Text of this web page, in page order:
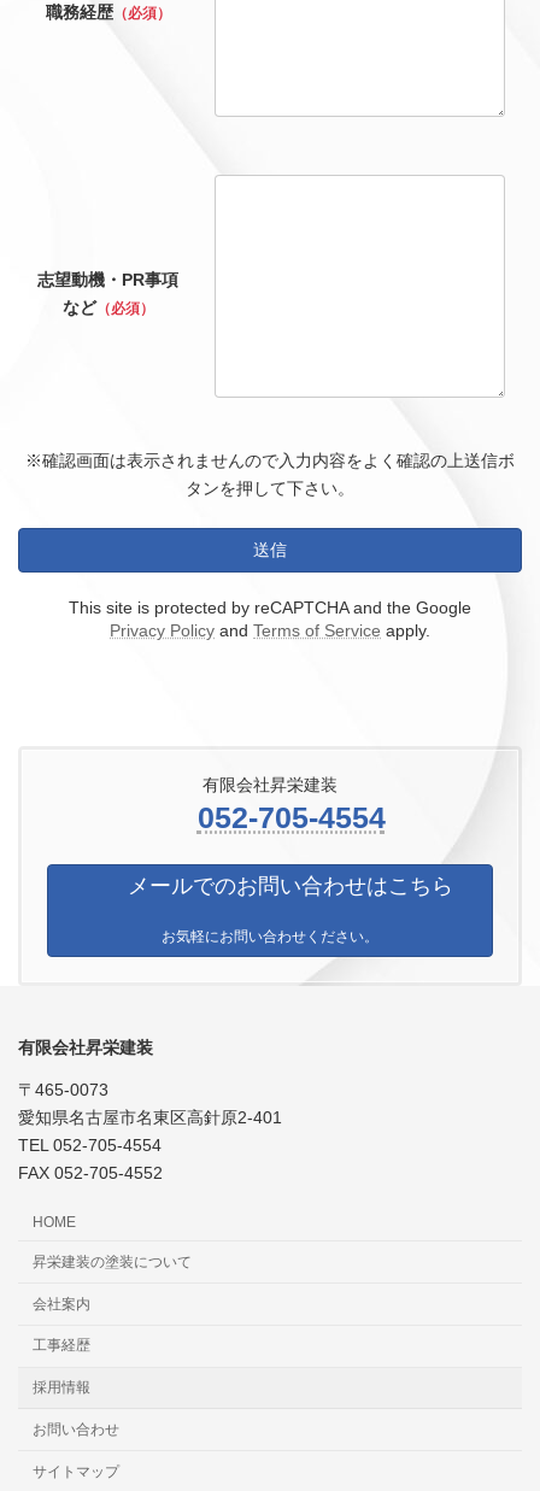
職務経歴（必須）
志望動機・PR事項
など（必須）
※確認画面は表示されませんので入力内容をよく確認の上送信ボ
タンを押して下さい。
This site is protected by reCAPTCHA and the Google
Privacy Policy and Terms of Service apply.
有限会社昇栄建装
052-705-4554
メールでのお問い合わせはこちら
お気軽にお問い合わせください。
有限会社昇栄建装
〒465-0073
愛知県名古屋市名東区高針原2-401
TEL 052-705-4554
FAX 052-705-4552
HOME
昇栄建装の塗装について
会社案内
工事経歴
採用情報
お問い合わせ
サイトマップ